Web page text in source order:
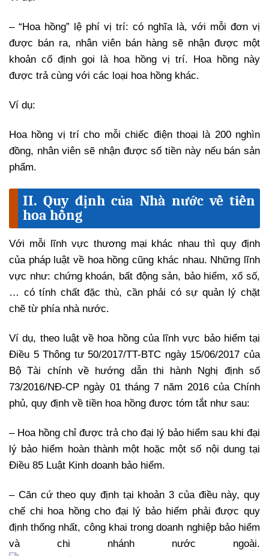
– “Hoa hồng” lệ phí vị trí: có nghĩa là, với mỗi đơn vị
được bán ra, nhân viên bán hàng sẽ nhận được một
khoản cố định gọi là hoa hồng vị trí. Hoa hồng này
được trả cùng với các loại hoa hồng khác.
Ví dụ:
Hoa hồng vị trí cho mỗi chiếc điện thoại là 200 nghìn
đồng, nhân viên sẽ nhận được số tiền này nếu bán sản
phẩm.
II. Quy định của Nhà nước về tiền
hoa hồng
Với mỗi lĩnh vực thương mại khác nhau thì quy định
của pháp luật về hoa hồng cũng khác nhau. Những lĩnh
vực như: chứng khoán, bất động sản, bảo hiểm, xổ số,
… có tính chất đặc thù, cần phải có sự quản lý chặt
chẽ từ phía nhà nước.
Ví dụ, theo luật về hoa hồng của lĩnh vực bảo hiểm tại
Điều 5 Thông tư 50/2017/TT-BTC ngày 15/06/2017 của
Bộ Tài chính về hướng dẫn thi hành Nghị định số
73/2016/NĐ-CP ngày 01 tháng 7 năm 2016 của Chính
phủ, quy định về tiền hoa hồng được tóm tắt như sau:
– Hoa hồng chỉ được trả cho đại lý bảo hiểm sau khi đại
lý bảo hiểm hoàn thành một hoặc một số nội dung tại
Điều 85 Luật Kinh doanh bảo hiểm.
– Căn cứ theo quy định tại khoản 3 của điều này, quy
chế chi hoa hồng cho đại lý bảo hiểm phải được quy
định thống nhất, công khai trong doanh nghiệp bảo hiểm
và chi nhánh nước ngoài.